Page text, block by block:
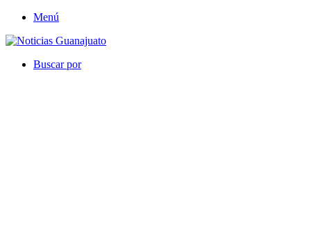
Menú
Buscar por